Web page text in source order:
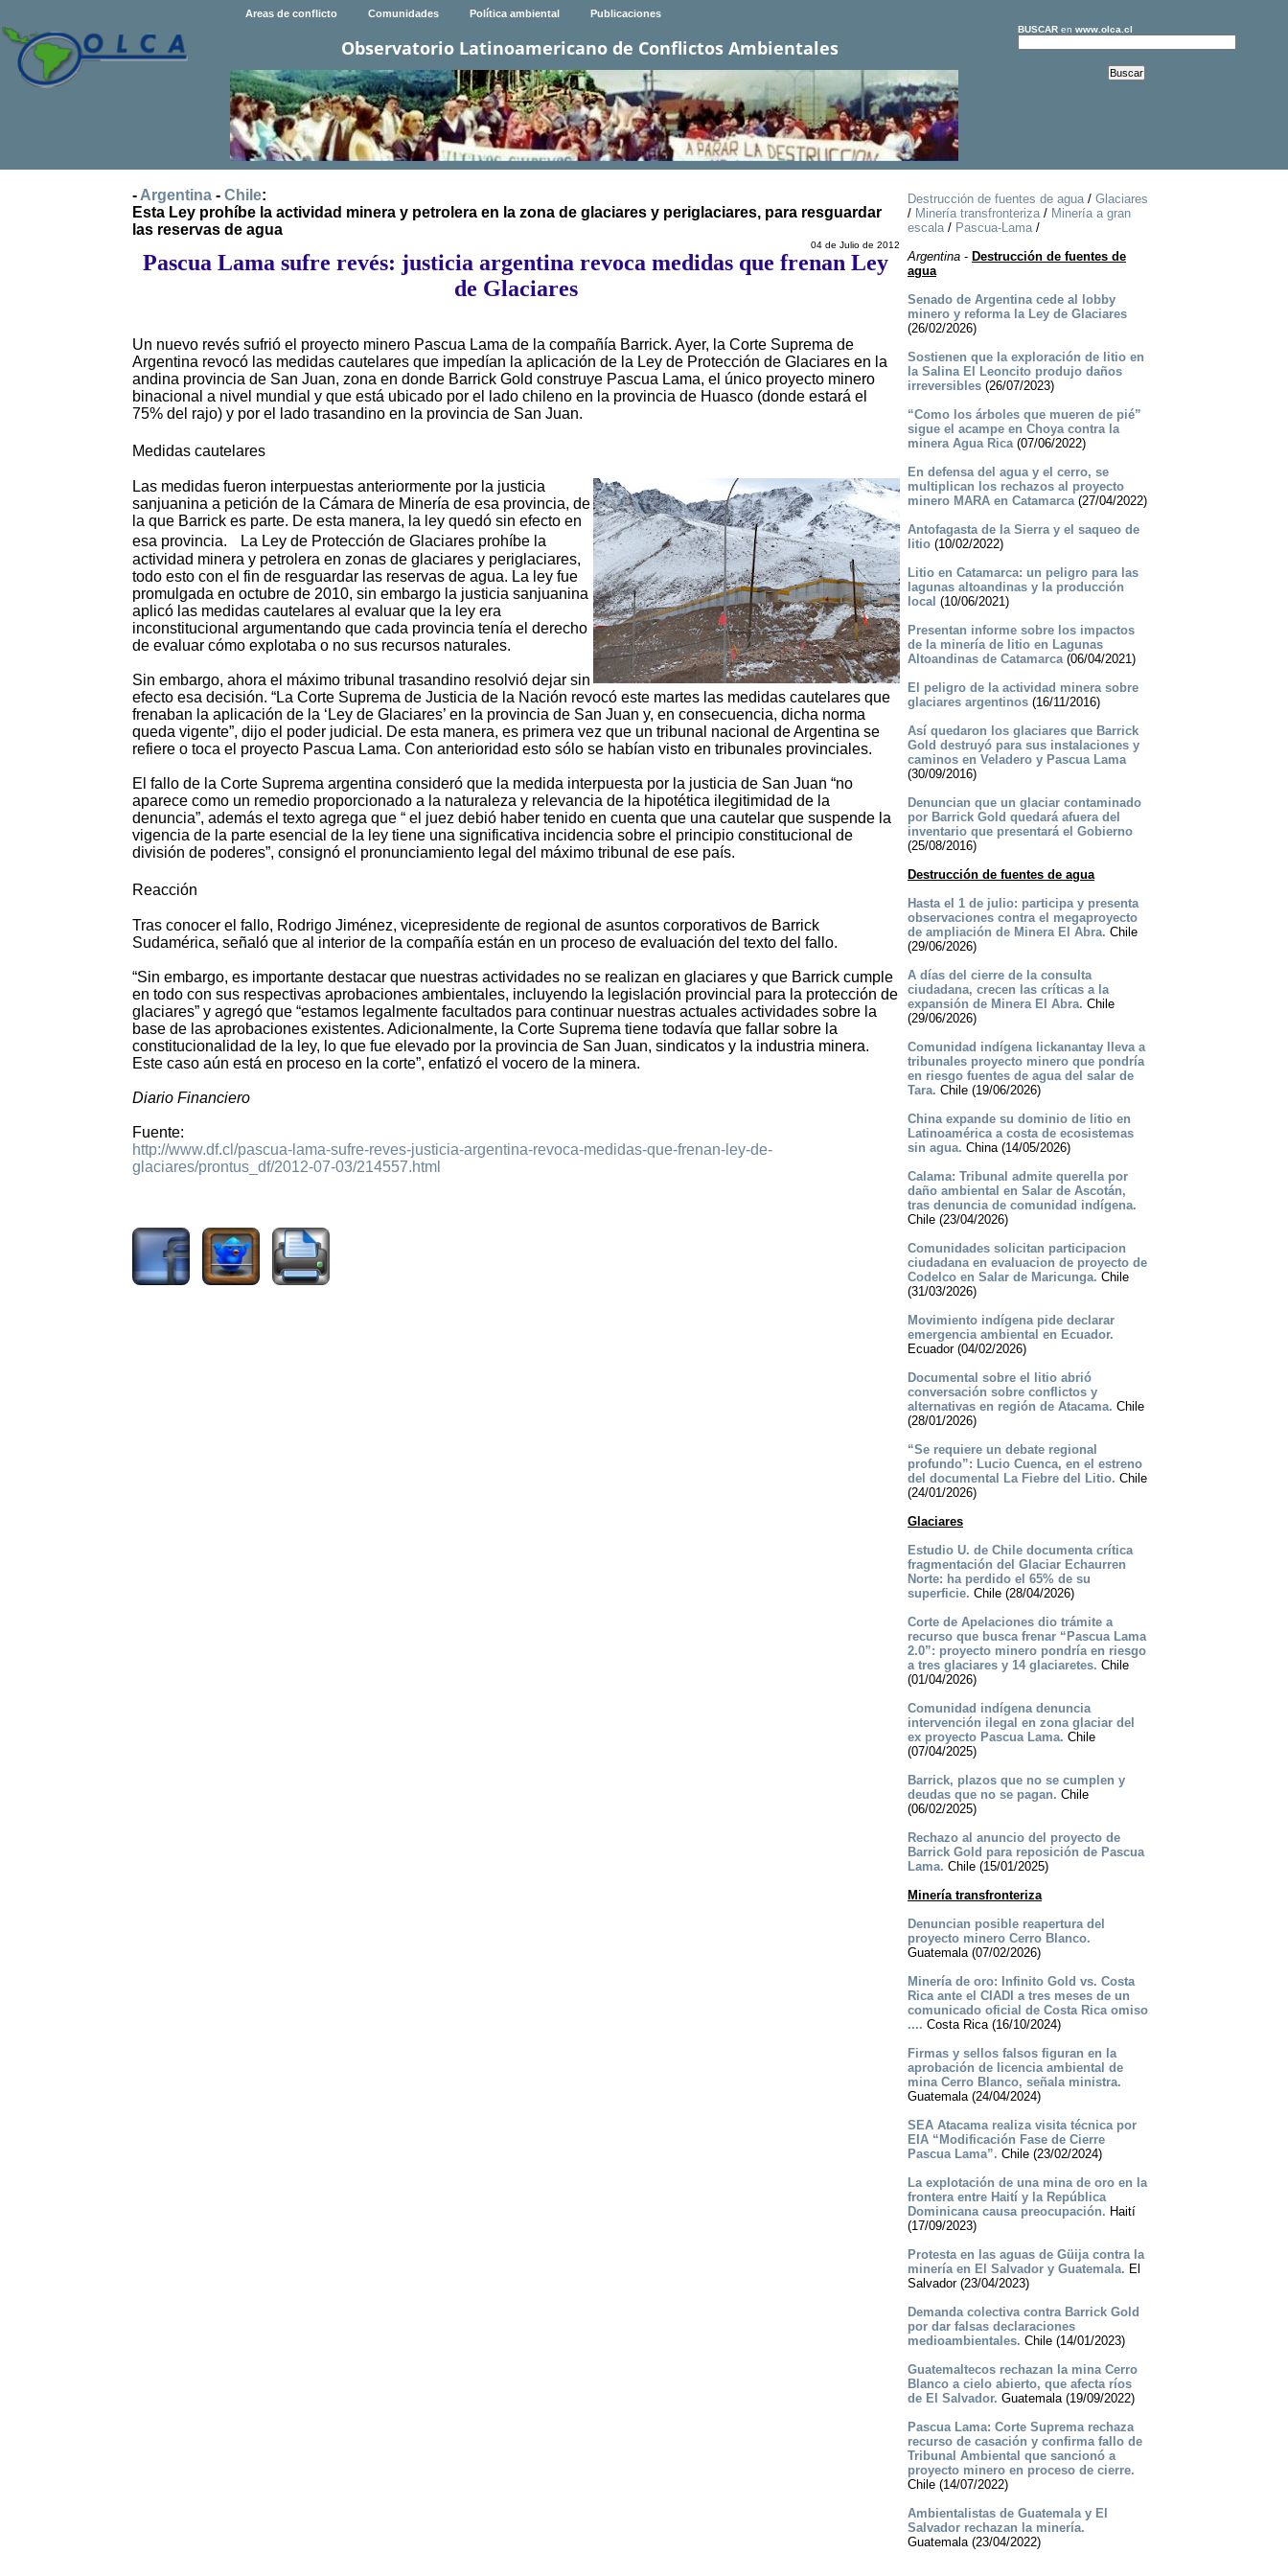
Areas de conflicto Comunidades Política ambiental Publicaciones
Observatorio Latinoamericano de Conflictos Ambientales
BUSCARen www.olca.cl
- Argentina - Chile:
Esta Ley prohíbe la actividad minera y petrolera en la zona de glaciares y periglaciares, para resguardar
las reservas de agua
04 de Julio de 2012
Pascua Lama sufre revés: justicia argentina revoca medidas que frenan Ley
de Glaciares
Un nuevo revés sufrió el proyecto minero Pascua Lama de la compañía Barrick. Ayer, la Corte Suprema de
Argentina revocó las medidas cautelares que impedían la aplicación de la Ley de Protección de Glaciares en la
andina provincia de San Juan, zona en donde Barrick Gold construye Pascua Lama, el único proyecto minero
binacional a nivel mundial y que está ubicado por el lado chileno en la provincia de Huasco (donde estará el
75% del rajo) y por el lado trasandino en la provincia de San Juan.
Medidas cautelares
Las medidas fueron interpuestas anteriormente por la justicia
sanjuanina a petición de la Cámara de Minería de esa provincia, de
la que Barrick es parte. De esta manera, la ley quedó sin efecto en
esa provincia. La Ley de Protección de Glaciares prohíbe la
actividad minera y petrolera en zonas de glaciares y periglaciares,
todo esto con el fin de resguardar las reservas de agua. La ley fue
promulgada en octubre de 2010, sin embargo la justicia sanjuanina
aplicó las medidas cautelares al evaluar que la ley era
inconstitucional argumentando que cada provincia tenía el derecho
de evaluar cómo explotaba o no sus recursos naturales.
Sin embargo, ahora el máximo tribunal trasandino resolvió dejar sin
efecto esa decisión. “La Corte Suprema de Justicia de la Nación revocó este martes las medidas cautelares que
frenaban la aplicación de la ‘Ley de Glaciares’ en la provincia de San Juan y, en consecuencia, dicha norma
queda vigente”, dijo el poder judicial. De esta manera, es primera vez que un tribunal nacional de Argentina se
refiere o toca el proyecto Pascua Lama. Con anterioridad esto sólo se habían visto en tribunales provinciales.
El fallo de la Corte Suprema argentina consideró que la medida interpuesta por la justicia de San Juan “no
aparece como un remedio proporcionado a la naturaleza y relevancia de la hipotética ilegitimidad de la
denuncia”, además el texto agrega que “ el juez debió haber tenido en cuenta que una cautelar que suspende la
vigencia de la parte esencial de la ley tiene una significativa incidencia sobre el principio constitucional de
división de poderes”, consignó el pronunciamiento legal del máximo tribunal de ese país.
Reacción
Tras conocer el fallo, Rodrigo Jiménez, vicepresidente de regional de asuntos corporativos de Barrick
Sudamérica, señaló que al interior de la compañía están en un proceso de evaluación del texto del fallo.
“Sin embargo, es importante destacar que nuestras actividades no se realizan en glaciares y que Barrick cumple
en todo con sus respectivas aprobaciones ambientales, incluyendo la legislación provincial para la protección de
glaciares” y agregó que “estamos legalmente facultados para continuar nuestras actuales actividades sobre la
base de las aprobaciones existentes. Adicionalmente, la Corte Suprema tiene todavía que fallar sobre la
constitucionalidad de la ley, lo que fue elevado por la provincia de San Juan, sindicatos y la industria minera.
Este caso aún está en proceso en la corte”, enfatizó el vocero de la minera.
Diario Financiero
Fuente:
http://www.df.cl/pascua-lama-sufre-reves-justicia-argentina-revoca-medidas-que-frenan-ley-de-
glaciares/prontus_df/2012-07-03/214557.html
Destrucción de fuentes de agua/ Glaciares
/ Minería transfronteriza/ Minería a gran
escala/ Pascua-Lama/
Argentina- Destrucción de fuentes de
agua
Senado de Argentina cede al lobby
minero y reforma la Ley de Glaciares
(26/02/2026)
Sostienen que la exploración de litio en
la Salina El Leoncito produjo daños
irreversibles(26/07/2023)
“Como los árboles que mueren de pié”
sigue el acampe en Choya contra la
minera Agua Rica(07/06/2022)
En defensa del agua y el cerro, se
multiplican los rechazos al proyecto
minero MARA en Catamarca(27/04/2022)
Antofagasta de la Sierra y el saqueo de
litio(10/02/2022)
Litio en Catamarca: un peligro para las
lagunas altoandinas y la producción
local (10/06/2021)
Presentan informe sobre los impactos
de la minería de litio en Lagunas
Altoandinas de Catamarca(06/04/2021)
El peligro de la actividad minera sobre
glaciares argentinos(16/11/2016)
Así quedaron los glaciares que Barrick
Gold destruyó para sus instalaciones y
caminos en Veladero y Pascua Lama
(30/09/2016)
Denuncian que un glaciar contaminado
por Barrick Gold quedará afuera del
inventario que presentará el Gobierno
(25/08/2016)
Destrucción de fuentes de agua
Hasta el 1 de julio: participa y presenta
observaciones contra el megaproyecto
de ampliación de Minera El Abra. Chile
(29/06/2026)
A días del cierre de la consulta
ciudadana, crecen las críticas a la
expansión de Minera El Abra. Chile
(29/06/2026)
Comunidad indígena lickanantay lleva a
tribunales proyecto minero que pondría
en riesgo fuentes de agua del salar de
Tara. Chile (19/06/2026)
China expande su dominio de litio en
Latinoamérica a costa de ecosistemas
sin agua. China (14/05/2026)
Calama: Tribunal admite querella por
daño ambiental en Salar de Ascotán,
tras denuncia de comunidad indígena.
Chile (23/04/2026)
Comunidades solicitan participacion
ciudadana en evaluacion de proyecto de
Codelco en Salar de Maricunga. Chile
(31/03/2026)
Movimiento indígena pide declarar
emergencia ambiental en Ecuador.
Ecuador (04/02/2026)
Documental sobre el litio abrió
conversación sobre conflictos y
alternativas en región de Atacama. Chile
(28/01/2026)
“Se requiere un debate regional
profundo”: Lucio Cuenca, en el estreno
del documental La Fiebre del Litio. Chile
(24/01/2026)
Glaciares
Estudio U. de Chile documenta crítica
fragmentación del Glaciar Echaurren
Norte: ha perdido el 65% de su
superficie. Chile (28/04/2026)
Corte de Apelaciones dio trámite a
recurso que busca frenar “Pascua Lama
2.0”: proyecto minero pondría en riesgo
a tres glaciares y 14 glaciaretes. Chile
(01/04/2026)
Comunidad indígena denuncia
intervención ilegal en zona glaciar del
ex proyecto Pascua Lama. Chile
(07/04/2025)
Barrick, plazos que no se cumplen y
deudas que no se pagan. Chile
(06/02/2025)
Rechazo al anuncio del proyecto de
Barrick Gold para reposición de Pascua
Lama. Chile (15/01/2025)
Minería transfronteriza
Denuncian posible reapertura del
proyecto minero Cerro Blanco.
Guatemala (07/02/2026)
Minería de oro: Infinito Gold vs. Costa
Rica ante el CIADI a tres meses de un
comunicado oficial de Costa Rica omiso
.... Costa Rica (16/10/2024)
Firmas y sellos falsos figuran en la
aprobación de licencia ambiental de
mina Cerro Blanco, señala ministra.
Guatemala (24/04/2024)
SEA Atacama realiza visita técnica por
EIA “Modificación Fase de Cierre
Pascua Lama”. Chile (23/02/2024)
La explotación de una mina de oro en la
frontera entre Haití y la República
Dominicana causa preocupación. Haití
(17/09/2023)
Protesta en las aguas de Güija contra la
minería en El Salvador y Guatemala. El
Salvador (23/04/2023)
Demanda colectiva contra Barrick Gold
por dar falsas declaraciones
medioambientales. Chile (14/01/2023)
Guatemaltecos rechazan la mina Cerro
Blanco a cielo abierto, que afecta ríos
de El Salvador. Guatemala (19/09/2022)
Pascua Lama: Corte Suprema rechaza
recurso de casación y confirma fallo de
Tribunal Ambiental que sancionó a
proyecto minero en proceso de cierre.
Chile (14/07/2022)
Ambientalistas de Guatemala y El
Salvador rechazan la minería.
Guatemala (23/04/2022)